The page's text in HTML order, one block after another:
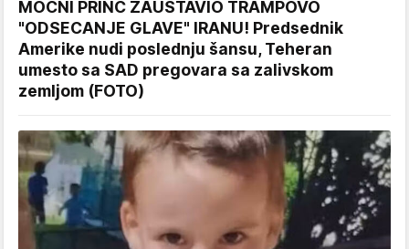
MOĆNI PRINC ZAUSTAVIO TRAMPOVO
"ODSECANJE GLAVE" IRANU! Predsednik
Amerike nudi poslednju šansu, Teheran
umesto sa SAD pregovara sa zalivskom
zemljom (FOTO)